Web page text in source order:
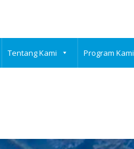
Tentang Kami Program Kami